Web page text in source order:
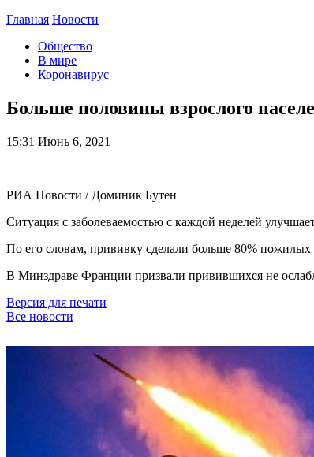
Главная Новости
Общество
В мире
Коронавирус
Больше половины взрослого
15:31 Июнь 6, 2021
РИА Новости / Доминик Бутен
Ситуация с заболеваемостью с каждой неделей
По его словам, прививку сделали больше 80%
В Минздраве Франции призвали привившихся не
Версия для печати
Все новости